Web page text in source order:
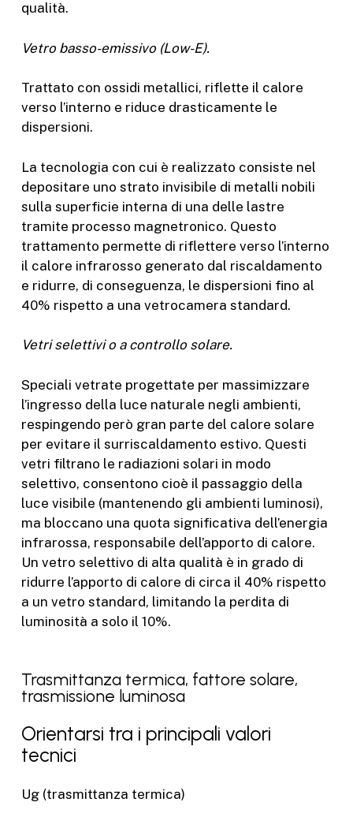
qualità.
Vetro basso-emissivo (Low-E).
Trattato con ossidi metallici, riflette il calore
verso l’interno e riduce drasticamente le
dispersioni.
La tecnologia con cui è realizzato consiste nel
depositare uno strato invisibile di metalli nobili
sulla superficie interna di una delle lastre
tramite processo magnetronico. Questo
trattamento permette di riflettere verso l’interno
il calore infrarosso generato dal riscaldamento
e ridurre, di conseguenza, le dispersioni fino al
40% rispetto a una vetrocamera standard.
Vetri selettivi o a controllo solare.
Speciali vetrate progettate per massimizzare
l’ingresso della luce naturale negli ambienti,
respingendo però gran parte del calore solare
per evitare il surriscaldamento estivo. Questi
vetri filtrano le radiazioni solari in modo
selettivo, consentono cioè il passaggio della
luce visibile (mantenendo gli ambienti luminosi),
ma bloccano una quota significativa dell’energia
infrarossa, responsabile dell’apporto di calore.
Un vetro selettivo di alta qualità è in grado di
ridurre l’apporto di calore di circa il 40% rispetto
a un vetro standard, limitando la perdita di
luminosità a solo il 10%.
Trasmittanza termica, fattore solare,
trasmissione luminosa
Orientarsi tra i principali valori
tecnici
Ug(trasmittanza termica)